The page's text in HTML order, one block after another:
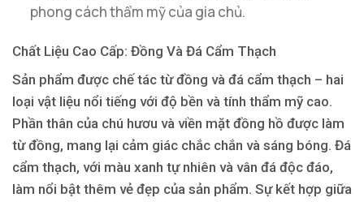
phong cách thẩm mỹ của gia chủ.
Chất Liệu Cao Cấp: Đồng Và Đá Cẩm Thạch
Sản phẩm được chế tác từ đồng và đá cẩm thạch – hai
loại vật liệu nổi tiếng với độ bền và tính thẩm mỹ cao.
Phần thân của chú hươu và viền mặt đồng hồ được làm
từ đồng, mang lại cảm giác chắc chắn và sáng bóng. Đá
cẩm thạch, với màu xanh tự nhiên và vân đá độc đáo,
làm nổi bật thêm vẻ đẹp của sản phẩm. Sự kết hợp giữa